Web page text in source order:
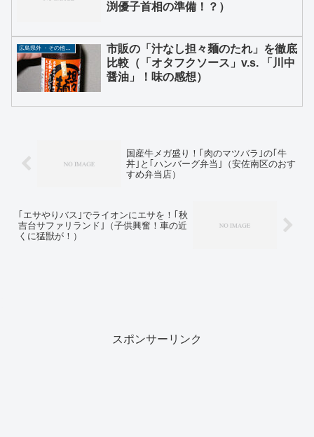
渕優子首相の準備！？）
広島県外 ・その他グルメ
市販の「汁なし担々麺のたれ」を徹底
比較（「オタフクソース」v.s. 「川中
醤油」！味の感想）
国産牛メガ盛り！｢肉のマツバラ｣の｢牛
丼｣と｢ハンバーグ弁当｣（安佐南区のおす
すめ弁当店）
｢エサやりバス｣でライオンにエサを！｢秋
吉台サファリランド｣（子供興奮！車の近
くに猛獣が！）
スポンサーリンク